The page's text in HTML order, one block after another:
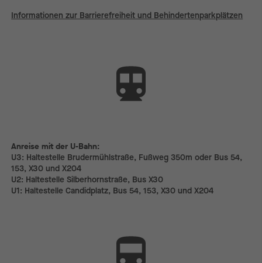
Informationen zur Barrierefreiheit und Behindertenparkplätzen
Anreise mit der U-Bahn:
Anreise mit der U-Bahn:
U3: Haltestelle Brudermühlstraße, Fußweg 350m oder Bus 54,
153, X30 und X204
U2: Haltestelle Silberhornstraße, Bus X30
U1: Haltestelle Candidplatz, Bus 54, 153, X30 und X204